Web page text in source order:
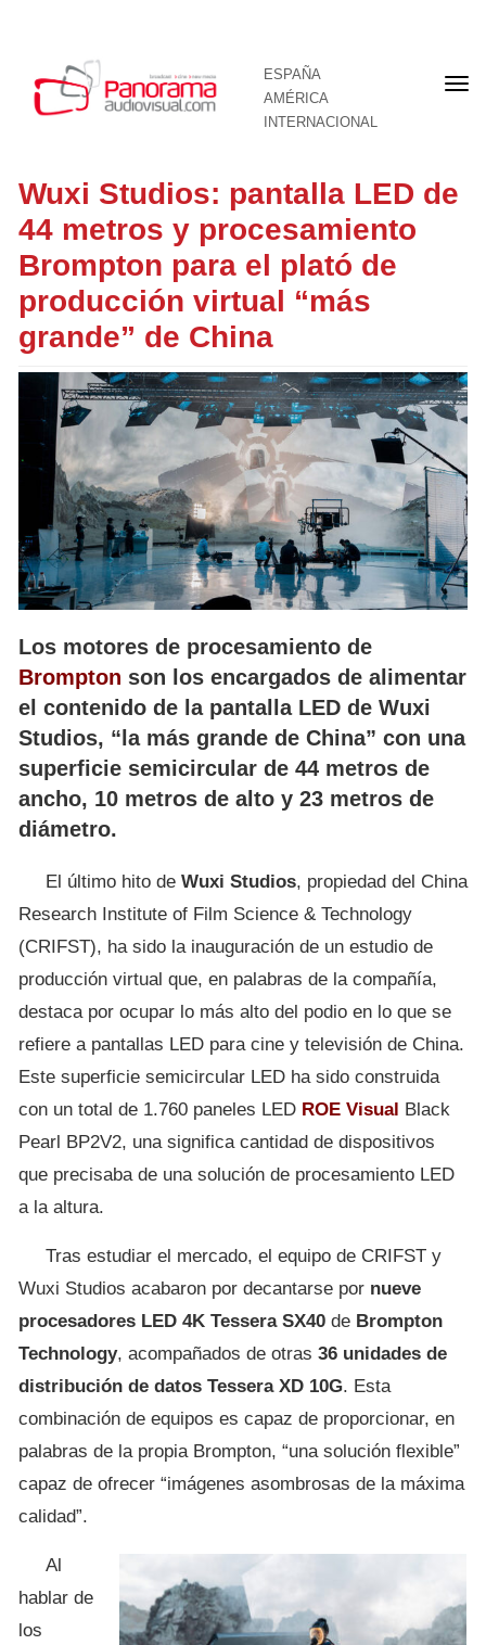
ESPAÑA
AMÉRICA
INTERNACIONAL
Wuxi Studios: pantalla LED de
44 metros y procesamiento
Brompton para el plató de
producción virtual “más
grande” de China
Los motores de procesamiento de
Brompton son los encargados de alimentar
el contenido de la pantalla LED de Wuxi
Studios, “la más grande de China” con una
superficie semicircular de 44 metros de
ancho, 10 metros de alto y 23 metros de
diámetro.
El último hito de Wuxi Studios, propiedad del China
Research Institute of Film Science & Technology
(CRIFST), ha sido la inauguración de un estudio de
producción virtual que, en palabras de la compañía,
destaca por ocupar lo más alto del podio en lo que se
refiere a pantallas LED para cine y televisión de China.
Este superficie semicircular LED ha sido construida
con un total de 1.760 paneles LED ROE Visual
Black
Pearl BP2V2, una significa cantidad de dispositivos
que precisaba de una solución de procesamiento LED
a la altura.
Tras estudiar el mercado, el equipo de CRIFST y
Wuxi Studios acabaron por decantarse por nueve
procesadores LED 4K Tessera SX40 de Brompton
Technology, acompañados de otras 36 unidades de
distribución de datos Tessera XD 10G. Esta
combinación de equipos es capaz de proporcionar, en
palabras de la propia Brompton, “una solución flexible”
capaz de ofrecer “imágenes asombrosas de la máxima
calidad”.
Al
hablar de
los